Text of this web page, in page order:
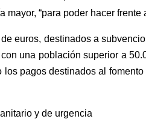
“para poder hacer
euros, destinados a
una población superior a
pagos destinados al
y de urgencia